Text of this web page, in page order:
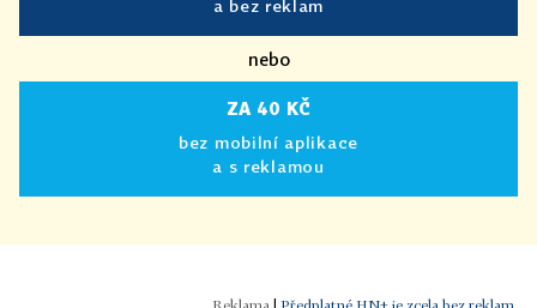
a bez reklam
nebo
ZA 40 KČ
bez mobilní aplikace
a s reklamou